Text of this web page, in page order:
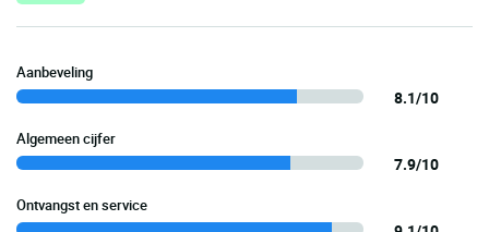
Aanbeveling
8.1/10
Algemeen cijfer
7.9/10
Ontvangst en service